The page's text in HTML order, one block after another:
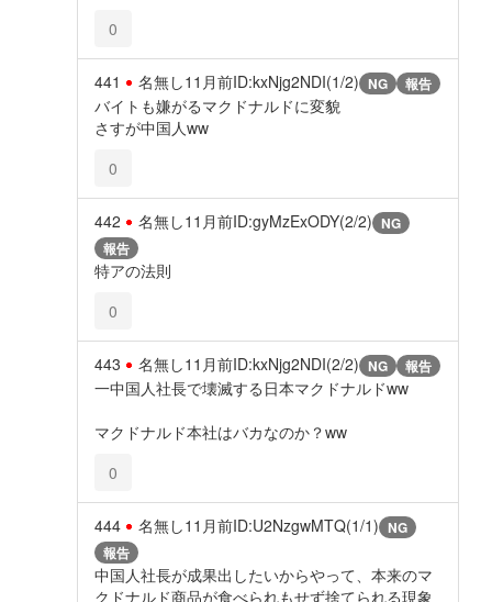
0
441 名無し11月前ID:kxNjg2NDI(1/2) NG 報告
バイトも嫌がるマクドナルドに変貌
さすが中国人ww
0
442 名無し11月前ID:gyMzExODY(2/2) NG
報告
特アの法則
0
443 名無し11月前ID:kxNjg2NDI(2/2) NG 報告
一中国人社長で壊滅する日本マクドナルドww
マクドナルド本社はバカなのか？ww
0
444 名無し11月前ID:U2NzgwMTQ(1/1) NG
報告
中国人社長が成果出したいからやって、本来のマ
クドナルド商品が食べられもせず捨てられる現象